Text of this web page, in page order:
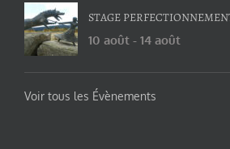
STAGE
10 août - 14 août
Voir tous les Évènements